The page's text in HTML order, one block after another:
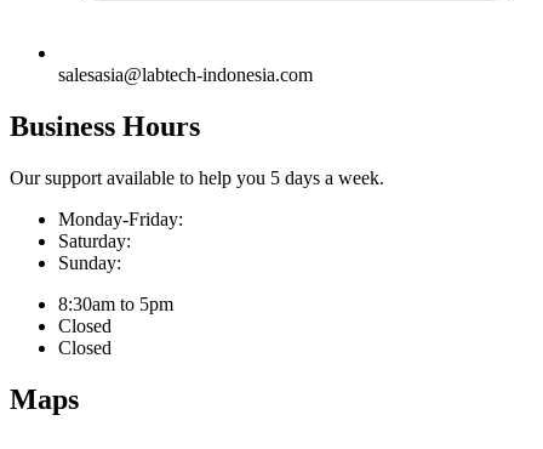
salesasia@labtech-indonesia.com
Business Hours
Our support available to help you 5 days a week.
Monday-Friday:
Saturday:
Sunday:
8:30am to 5pm
Closed
Closed
Maps